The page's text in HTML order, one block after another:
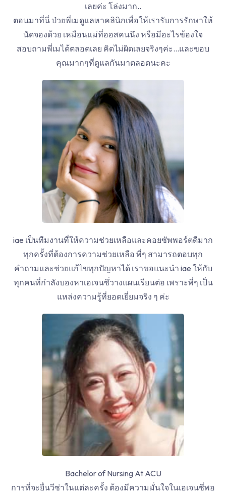
เลยค่ะ โล่งมาก..
ตอนมาที่นี่ ป่วยพี่เมดูแลหาคลินิกเพื่อให้เรารับการรักษาให้
นัดจองด้วย เหมือนแม่ที่ออสคนนึง หรือมีอะไรข้องใจ
สอบถามพี่เมได้ตลอดเลย คิดไม่ผิดเลยจริงๆค่ะ…และขอบ
คุณมากๆที่ดูแลกันมาตลอดนะคะ
iae เป็นทีมงานที่ให้ความช่วยเหลือและคอยซัพพอร์ตดีมาก
ทุกครั้งที่ต้องการความช่วยเหลือ พี่ๆ สามารถตอบทุก
คำถามและช่วยแก้ไขทุกปัญหาได้ เราขอแนะนำ iae ให้กับ
ทุกคนที่กำลังบองหาเอเจนซึ่วางแผนเรียนต่อ เพราะพี่ๆ เป็น
แหล่งความรู้ที่ยอดเยี่ยมจริง ๆ ค่ะ
Bachelor of Nursing At ACU
การที่จะยื่นวีซ่าในแต่ละครั้ง ต้องมีความมั่นใจในเอเจนซี่พอ